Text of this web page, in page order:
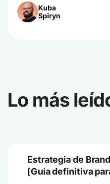
Kuba
Spiryn
Lo más
Estrategia de
[Guía definitiva